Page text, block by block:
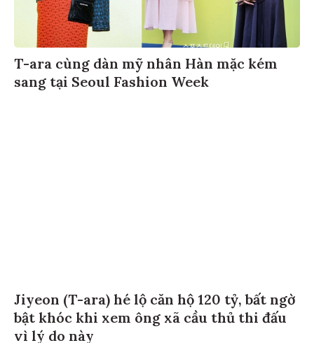
T-ara cùng dàn mỹ nhân Hàn mặc kém
sang tại Seoul Fashion Week
Jiyeon (T-ara) hé lộ căn hộ 120 tỷ, bất ngờ
bật khóc khi xem ông xã cầu thủ thi đấu
vì lý do này